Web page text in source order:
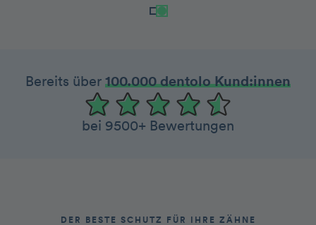
Bereits über 100.000 dentolo Kund:innen
bei 9500+ Bewertungen
DER BESTE SCHUTZ FÜR IHRE ZÄHNE